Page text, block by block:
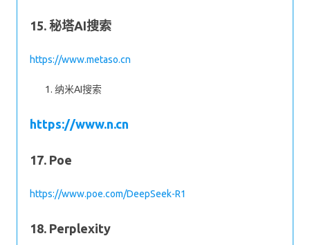
15. 秘塔AI搜索
https://www.metaso.cn
纳米AI搜索
https://www.n.cn
17. Poe
https://www.poe.com/DeepSeek-R1
18. Perplexity